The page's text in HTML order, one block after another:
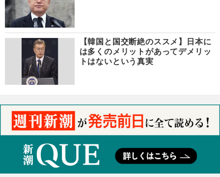
【韓国と国交断絶のススメ】日本に
は多くのメリットがあってデメリッ
トはないという真実